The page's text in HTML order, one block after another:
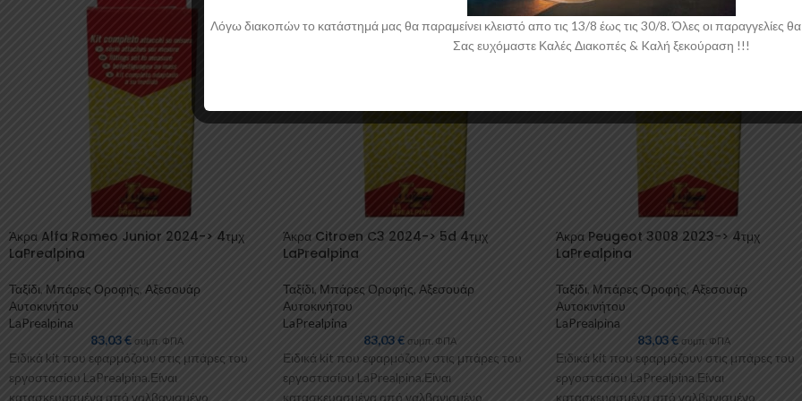
Άκρα Alfa Romeo Junior 2024-> 4τμχ
LaPrealpina
Ταξίδι Μπάρες Οροφής Αξεσουάρ
Αυτοκινήτου
LaPrealpina
83,03€ συμπ. ΦΠΑ
Ειδικά kit που εφαρμόζουν στις μπάρες του
εργοστασίου LaPrealpina.Είναι
κατασκευασμένα από γαλβανισμένo
Άκρα Citroen C3 2024-> 5d 4τμχ
LaPrealpina
Ταξίδι, Μπάρες Οροφής, Αξεσουάρ
Αυτοκινήτου
LaPrealpina
83,03€ συμπ. ΦΠΑ
Ειδικά kit που εφαρμόζουν στις μπάρες του
εργοστασίου LaPrealpina.Είναι
κατασκευασμένα από γαλβανισμένo
Άκρα Peugeot 3008 2023-> 4τμχ
LaPrealpina
Ταξίδι Μπάρες Οροφής Αξεσουάρ
Αυτοκινήτου
LaPrealpina
83,03€ συμπ. ΦΠΑ
Ειδικά kit που εφαρμόζουν στις μπάρες του
εργοστασίου LaPrealpina.Είναι
κατασκευασμένα από γαλβανισμένo
Λόγω διακοπών το κατάστημά μας θα παραμείνει κλειστό απο τις 13/8 έως τις 30/8. Όλες οι παραγγελίες θα
Σας ευχόμαστε Καλές Διακοπές & Kαλή ξεκούραση !!!